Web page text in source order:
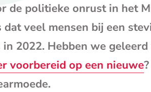
de politieke onrust in het
veel mensen bij een
2022. Hebben we
voorbereid op een nieuwe